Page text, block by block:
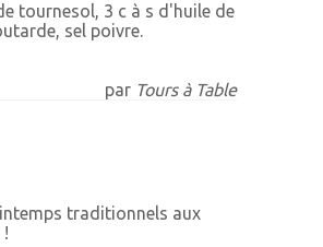
tournesol, 3 c à s d'huile de
sel poivre.
par Tours à Table
traditionnels aux